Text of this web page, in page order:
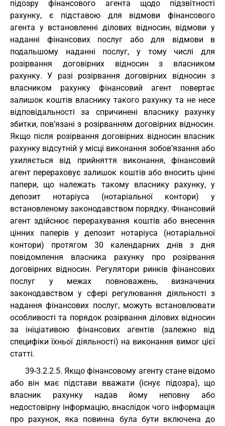
підозру фінансового агента щодо підзвітності
рахунку, є підставою для відмови фінансового
агента у встановленні ділових відносин, відмови у
наданні фінансових послуг або для відмови в
подальшому наданні послуг, у тому числі для
розірвання договірних відносин з власником
рахунку. У разі розірвання договірних відносин з
власником рахунку фінансовий агент повертає
залишок коштів власнику такого рахунку та не несе
відповідальності за спричинені власнику рахунку
збитки, пов’язані з розірванням договірних відносин.
Якщо після розірвання договірних відносин власник
рахунку відсутній у місці виконання зобов’язання або
ухиляється від прийняття виконання, фінансовий
агент перераховує залишок коштів або вносить цінні
папери, що належать такому власнику рахунку, у
депозит нотаріуса (нотаріальної контори) у
встановленому законодавством порядку. Фінансовий
агент здійснює перерахування коштів або внесення
цінних паперів у депозит нотаріуса (нотаріальної
контори) протягом 30 календарних днів з дня
повідомлення власника рахунку про розірвання
договірних відносин. Регулятори ринків фінансових
послуг у межах повноважень, визначених
законодавством у сфері регулювання діяльності з
надання фінансових послуг, можуть встановлювати
особливості та порядок розірвання ділових відносин
за ініціативою фінансових агентів (залежно від
специфіки їхньої діяльності) на виконання вимог цієї
статті.
39-3.2.2.5. Якщо фінансовому агенту стане відомо
або він має підстави вважати (існує підозра), що
власник рахунку надав йому неповну або
недостовірну інформацію, внаслідок чого інформація
про рахунок, яка повинна була бути включена до